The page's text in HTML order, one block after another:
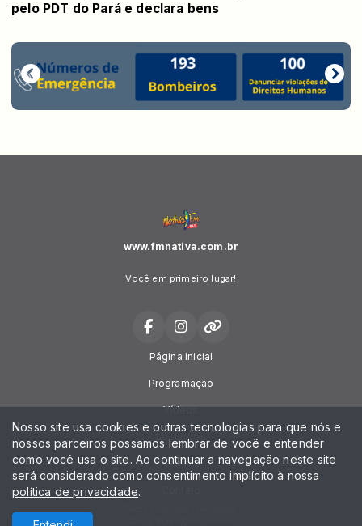
pelo PDT do Pará e declara bens
www.fmnativa.com.br
Você em primeiro lugar!
Página Inicial
Programação
Vídeos
Locutores
Notícias
Nosso site usa cookies e outras tecnologias para que nós e
nossos parceiros possamos lembrar de você e entender
como você usa o site. Ao continuar a navegação neste site
será considerado como consentimento implícito à nossa
política de privacidade.